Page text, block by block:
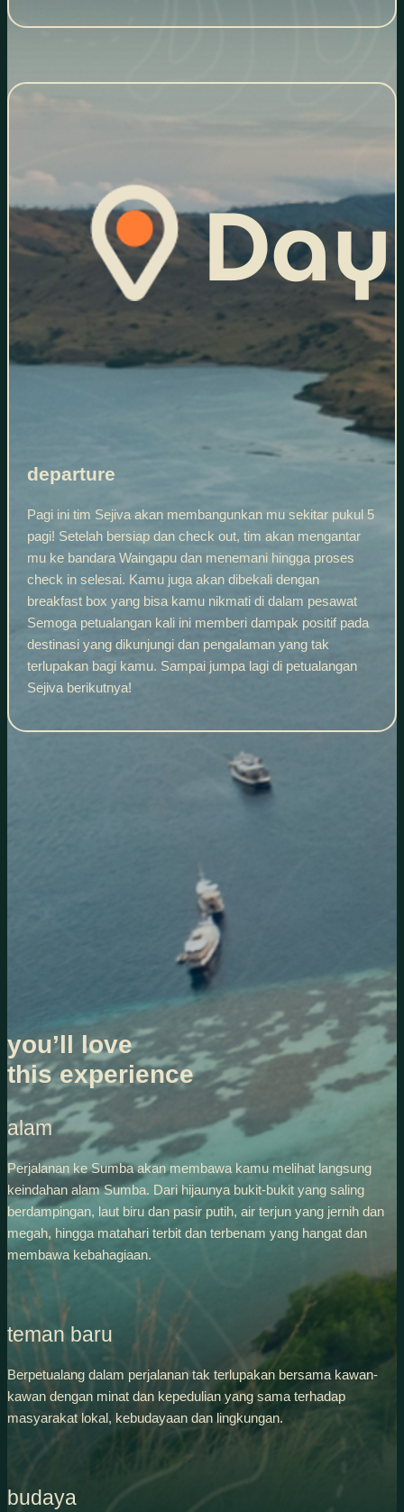
departure
Pagi ini tim Sejiva akan membangunkan mu sekitar pukul 5
pagi! Setelah bersiap dan check out, tim akan mengantar
mu ke bandara Waingapu dan menemani hingga proses
check in selesai. Kamu juga akan dibekali dengan
breakfast box yang bisa kamu nikmati di dalam pesawat
Semoga petualangan kali ini memberi dampak positif pada
destinasi yang dikunjungi dan pengalaman yang tak
terlupakan bagi kamu. Sampai jumpa lagi di petualangan
Sejiva berikutnya!
you’ll love
this experience
alam
Perjalanan ke Sumba akan membawa kamu melihat langsung
keindahan alam Sumba. Dari hijaunya bukit-bukit yang saling
berdampingan, laut biru dan pasir putih, air terjun yang jernih dan
megah, hingga matahari terbit dan terbenam yang hangat dan
membawa kebahagiaan.
teman baru
Berpetualang dalam perjalanan tak terlupakan bersama kawan-
kawan dengan minat dan kepedulian yang sama terhadap
masyarakat lokal, kebudayaan dan lingkungan.
budaya